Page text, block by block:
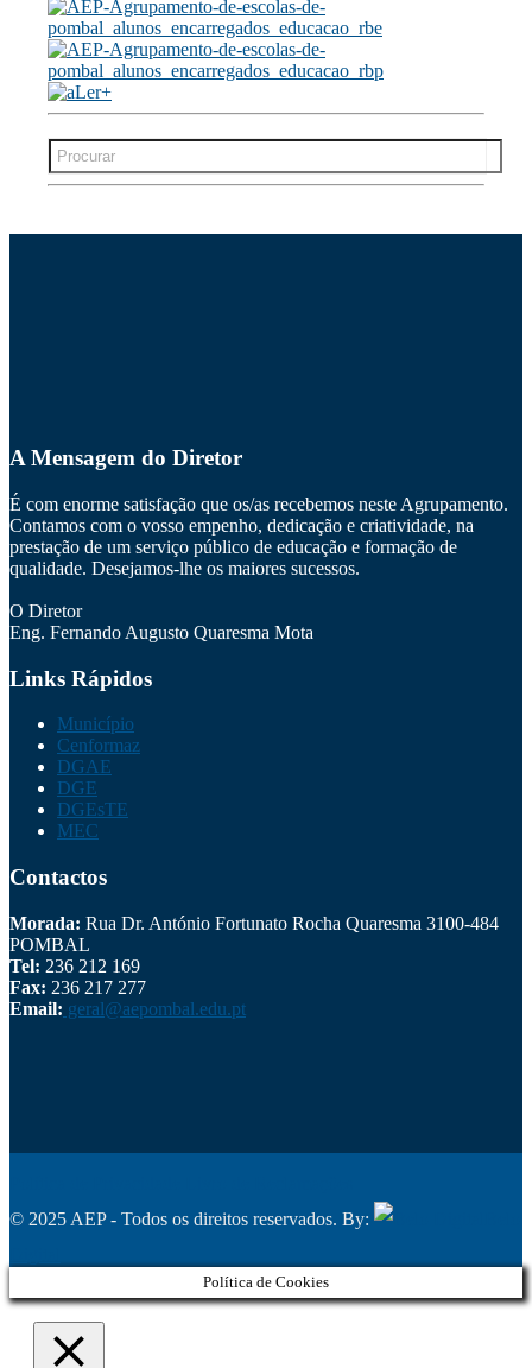
Search
for:
A Mensagem do Diretor
É com enorme satisfação que os/as recebemos neste Agrupamento.
Contamos com o vosso empenho, dedicação e criatividade, na
prestação de um serviço público de educação e formação de
qualidade. Desejamos-lhe os maiores sucessos.
O Diretor
Eng. Fernando Augusto Quaresma Mota
Links Rápidos
Município
Cenformaz
DGAE
DGE
DGEsTE
MEC
Contactos
Morada: Rua Dr. António Fortunato Rocha Quaresma 3100-484
POMBAL
Tel: 236 212 169
Fax: 236 217 277
Email: geral@aepombal.edu.pt
© 2025 AEP - Todos os direitos reservados. By:
Política de Cookies